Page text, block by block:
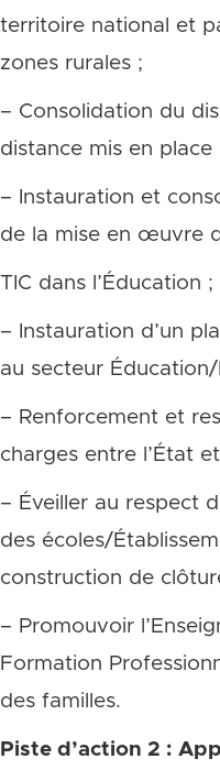
territoire national et
zones rurales ;
– Consolidation du
distance mis en place
– Instauration et
de la mise en œuvre
TIC dans l’Éducation ;
– Instauration d’un
au secteur
– Renforcement et
charges entre l’État
– Éveiller au respect
des écoles/
construction de
– Promouvoir
Formation
des familles.
Piste d’action 2 :